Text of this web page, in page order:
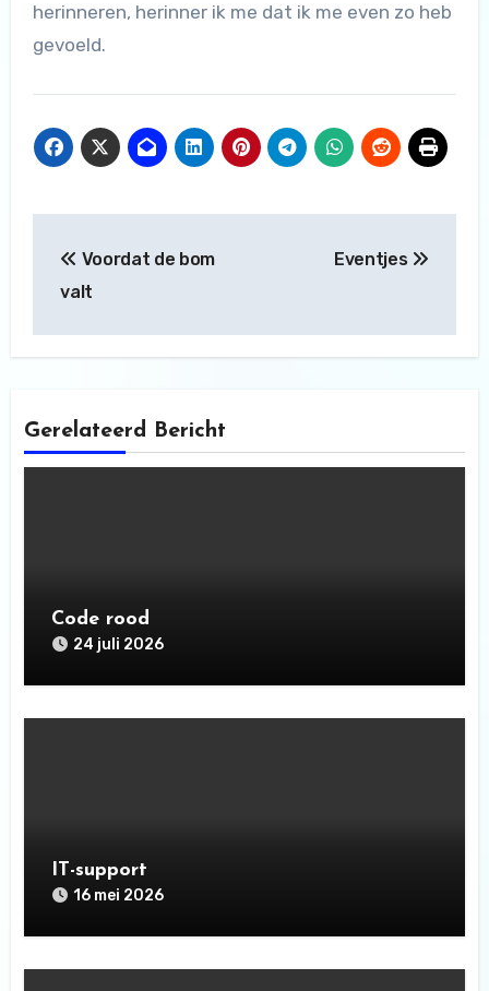
herinneren, herinner ik me dat ik me even zo heb
gevoeld.
navigatie
Voordat de bom
valt
Eventjes
Gerelateerd Bericht
Code rood
24 juli 2026
IT-support
16 mei 2026